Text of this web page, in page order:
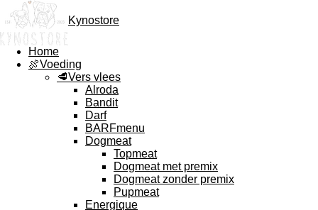
Kynostore
Home
🍖Voeding
🥩Vers vlees
Alroda
Bandit
Darf
BARFmenu
Dogmeat
Topmeat
Dogmeat met premix
Dogmeat zonder premix
Pupmeat
Energique